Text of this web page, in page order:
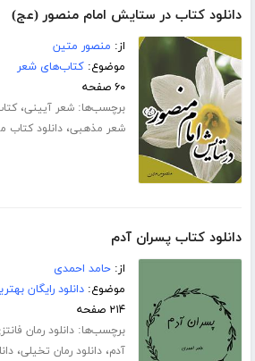
دانلود کتاب در ستایش امام منصور (عج)
از: منصور متین
موضوع:کتاب‌های شعر
۶۰ صفحه
برچسب‌ها:شعر آیینی،
شعر مذهبی،دانلود کتاب
دانلود کتاب پسران آدم
از:حامد احمدی
موضوع:دانلود رایگان
۲۱۴ صفحه
برچسب‌ها:دانلود رمان
آدم،دانلود رمان تخیلی،